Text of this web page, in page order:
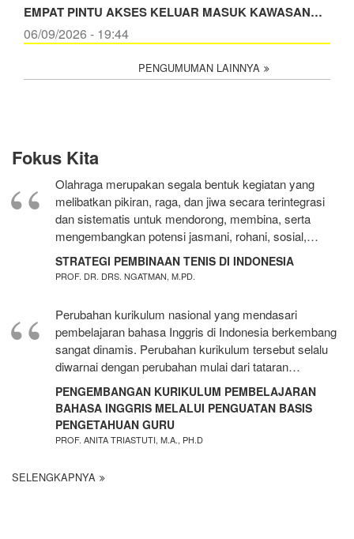
EMPAT PINTU AKSES KELUAR MASUK KAWASAN…
06/09/2026 - 19:44
PENGUMUMAN LAINNYA
Fokus Kita
Olahraga merupakan segala bentuk kegiatan yang
melibatkan pikiran, raga, dan jiwa secara terintegrasi
dan sistematis untuk mendorong, membina, serta
mengembangkan potensi jasmani, rohani, sosial,…
STRATEGI PEMBINAAN TENIS DI INDONESIA
PROF. DR. DRS. NGATMAN, M.PD.
Perubahan kurikulum nasional yang mendasari
pembelajaran bahasa Inggris di Indonesia berkembang
sangat dinamis. Perubahan kurikulum tersebut selalu
diwarnai dengan perubahan mulai dari tataran…
PENGEMBANGAN KURIKULUM PEMBELAJARAN
BAHASA INGGRIS MELALUI PENGUATAN BASIS
PENGETAHUAN GURU
PROF. ANITA TRIASTUTI, M.A., PH.D
SELENGKAPNYA